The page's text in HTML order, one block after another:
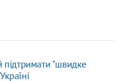
підтримати "швидке